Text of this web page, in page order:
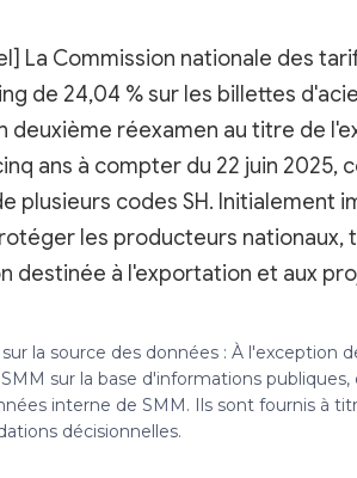
La Commission nationale des
de 24,04 % sur les billettes
deuxième réexamen au titre de
ans à compter du 22 juin
plusieurs codes SH. Initialement
les producteurs nationaux,
destinée à l'exportation et aux
la source des données : À
sur la base d'informations
interne de SMM. Ils sont fournis à
décisionnelles.